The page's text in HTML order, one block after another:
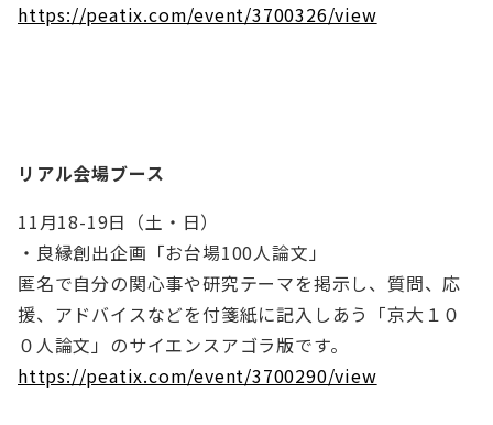
https://peatix.com/event/3700326/view
リアル会場ブース
11月18-19日（土・日）
・良縁創出企画「お台場100人論文」
匿名で自分の関心事や研究テーマを掲示し、質問、応
援、アドバイスなどを付箋紙に記入しあう「京大１０
０人論文」のサイエンスアゴラ版です。
https://peatix.com/event/3700290/view